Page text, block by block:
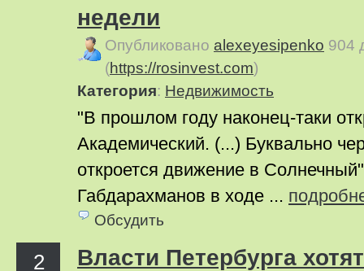
недели
Опубликовано alexeyesipenko 904
(https://rosinvest.com)
Категория: Недвижимость
"В прошлом году наконец-таки
Академический. (...) Буквально
откроется движение в
Габдарахманов в ходе ...
Обсудить
2
Власти Петербурга